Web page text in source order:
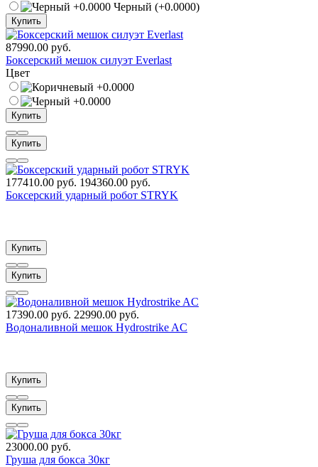
Черный (+0.0000)
Купить
87990.00 руб.
Боксерский мешок силуэт Everlast
Цвет
Купить
Купить
177410.00 руб. 194360.00 руб.
Боксерский ударный робот STRYK
Купить
Купить
17390.00 руб. 22990.00 руб.
Водоналивной мешок Hydrostrike AC
Купить
Купить
23000.00 руб.
Груша для бокса 30кг